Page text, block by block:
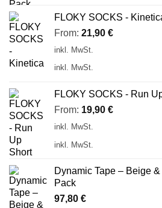
FLOKY SOCKS -
From: 21,90 €
inkl. MwSt.
inkl. MwSt.
FLOKY SOCKS - Run
From: 19,90 €
inkl. MwSt.
inkl. MwSt.
Dynamic Tape – Beige
Pack
97,80 €